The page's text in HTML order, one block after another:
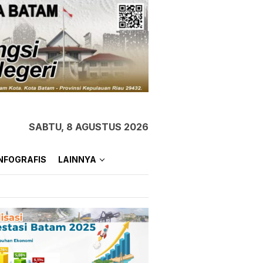
SABTU, 8 AGUSTUS 2026
LAINNYA
Wabup Karimun Buka
Diklat Bagi 32 Calon
Paskibra di Gedung